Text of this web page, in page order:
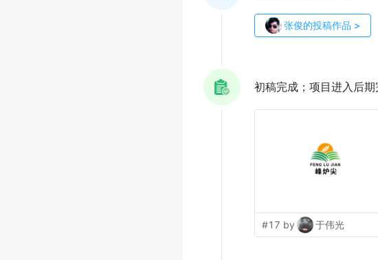
张俊的投稿作品 >
初稿完成；项目进入后期
#17 by 于伟光